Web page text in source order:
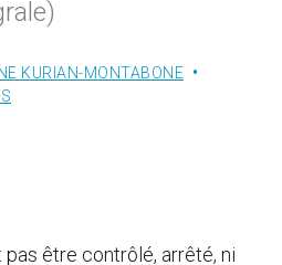
KURIAN-MONTABONE
pas être contrôlé, arrêté, ni